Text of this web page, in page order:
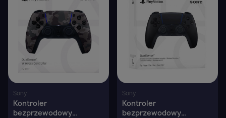
Sony
Kontroler
bezprzewodowy
Sony
Kontroler
bezprzewodowy